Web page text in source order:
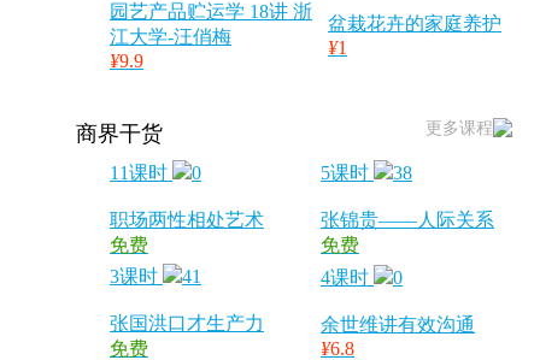
园艺产品贮运学 18讲 浙
江大学-汪俏梅
¥9.9
盆栽花卉的家庭养护
¥1
更多课程
商界干货
11课时 0
职场两性相处艺术
免费
5课时 38
张锦贵——人际关系
免费
3课时
41
张国洪口才生产力
免费
4课时 0
余世维讲有效沟通
¥6.8